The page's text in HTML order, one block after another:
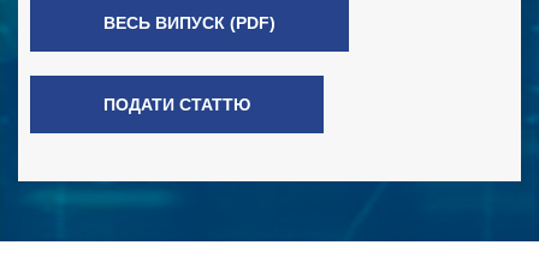
ВЕСЬ ВИПУСК (PDF)
ПОДАТИ СТАТТЮ